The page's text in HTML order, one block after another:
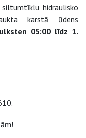
hidraulisko
karstā ūdens
05:00 līdz 1.